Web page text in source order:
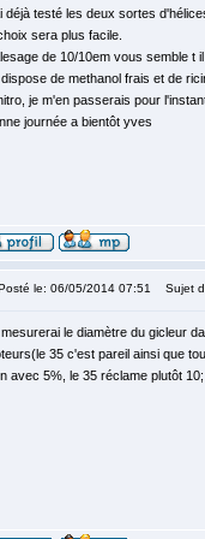
déjà testé les deux sortes
sera plus facile.
de 10/10em vous semble t
de methanol frais et de
je m'en passerais pour
journée a bientôt yves
le: 06/05/2014 07:51 Sujet
le diamètre du gicleur
35 c'est pareil ainsi que
avec 5%, le 35 réclame plutôt